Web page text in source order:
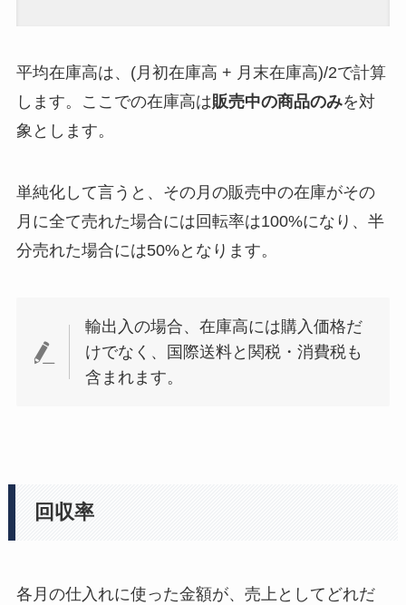
平均在庫高は、(月初在庫高 + 月末在庫高)/2で計算
します。ここでの在庫高は販売中の商品のみを対
象とします。
単純化して言うと、その月の販売中の在庫がその
月に全て売れた場合には回転率は100%になり、半
分売れた場合には50%となります。
輸出入の場合、在庫高には購入価格だ
けでなく、国際送料と関税・消費税も
含まれます。
回収率
各月の仕入れに使った金額が、売上としてどれだ